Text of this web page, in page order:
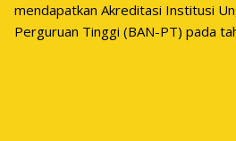
mendapatkan Akreditasi Institusi
Perguruan Tinggi (BAN-PT) pada